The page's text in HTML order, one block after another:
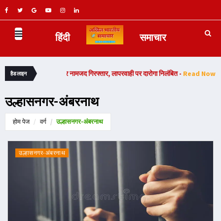
हिंदी समाचार
हैडलाइन
मामले में चार नामजद गिरफ्तार, लापरवाही पर दारोगा निलंबित -Read Now
उल्हासनगर-अंबरनाथ
होम पेज वर्ग उल्हासनगर-अंबरनाथ
उल्हासनगर-अंबरनाथ